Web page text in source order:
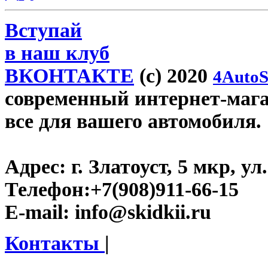
Вступай
в наш клуб
ВКОНТАКТЕ (c) 2020
современный интернет-
все для вашего автомобиля.
Адрес: г. Златоуст, 5 мкр,
Телефон:+7(908)911-66-15
E-mail: info@skidkii.ru
Контакты |